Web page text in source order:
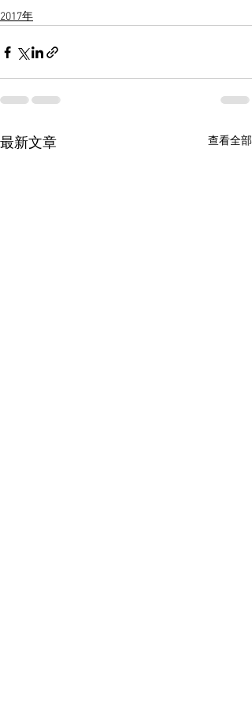
2017年
最新文章 查看全部